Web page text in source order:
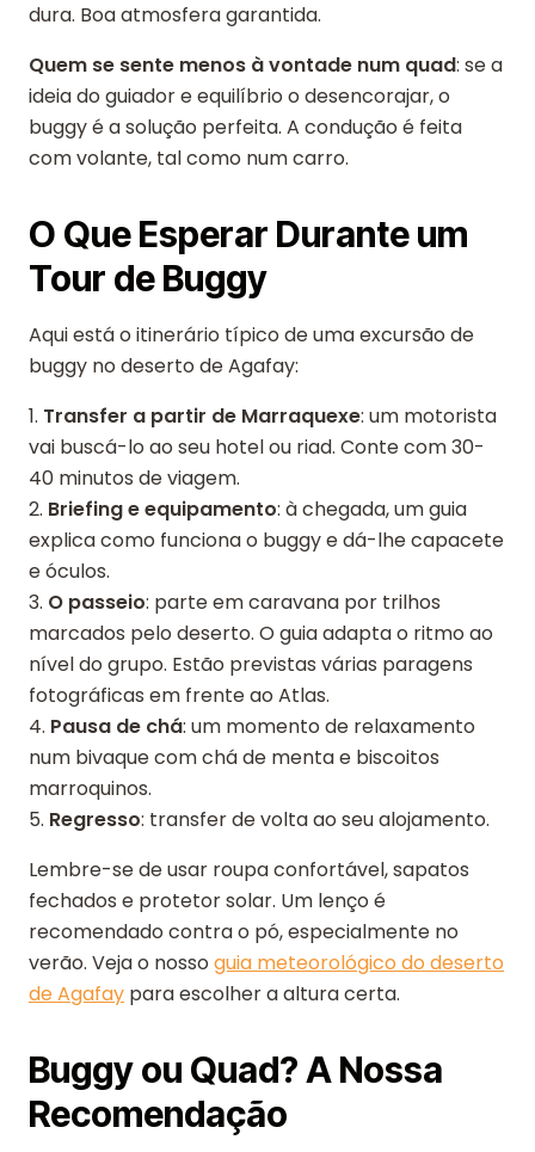
dura. Boa atmosfera garantida.
Quem se sente menos à vontade num quad: se a
ideia do guiador e equilíbrio o desencorajar, o
buggy é a solução perfeita. A condução é feita
com volante, tal como num carro.
O Que Esperar Durante um
Tour de Buggy
Aqui está o itinerário típico de uma excursão de
buggy no deserto de Agafay:
1. Transfer a partir de Marraquexe: um motorista
vai buscá-lo ao seu hotel ou riad. Conte com 30-
40 minutos de viagem.
2. Briefing e equipamento: à chegada, um guia
explica como funciona o buggy e dá-lhe capacete
e óculos.
3. O passeio: parte em caravana por trilhos
marcados pelo deserto. O guia adapta o ritmo ao
nível do grupo. Estão previstas várias paragens
fotográficas em frente ao Atlas.
4. Pausa de chá: um momento de relaxamento
num bivaque com chá de menta e biscoitos
marroquinos.
5. Regresso: transfer de volta ao seu alojamento.
Lembre-se de usar roupa confortável, sapatos
fechados e protetor solar. Um lenço é
recomendado contra o pó, especialmente no
verão. Veja o nosso guia meteorológico do deserto
de Agafay para escolher a altura certa.
Buggy ou Quad? A Nossa
Recomendação